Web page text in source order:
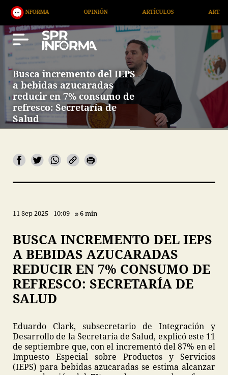
OPINIÓN ARTÍCULOS ARTE / ENTRETENIMIENTO
Busca incremento del IEPS
a bebidas azucaradas
reducir en 7% consumo de
refresco: Secretaría de
Salud
11 Sep 2025 10:09 6 min
BUSCA INCREMENTO DEL IEPS
A BEBIDAS AZUCARADAS
REDUCIR EN 7% CONSUMO DE
REFRESCO: SECRETARÍA DE
SALUD
Eduardo Clark, subsecretario de Integración y
Desarrollo de la Secretaría de Salud, explicó este 11
de septiembre que, con el incrementó del 87% en el
Impuesto Especial sobre Productos y Servicios
(IEPS) para bebidas azucaradas se estima alcanzar